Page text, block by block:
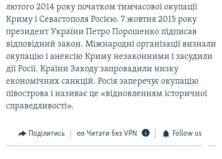
лютого 2014 року початком тимчасової окупації
Криму і Севастополя Росією. 7 жовтня 2015 року
президент України Петро Порошенко підписав
відповідний закон. Міжнародні організації визнали
окупацію і анексію Криму незаконними і засудили
дії Росії. Країни Заходу запровадили низку
економічних санкцій. Росія заперечує окупацію
півострова і називає це «відновленням історичної
справедливості».
Поділитись Читати без VPN Follow us